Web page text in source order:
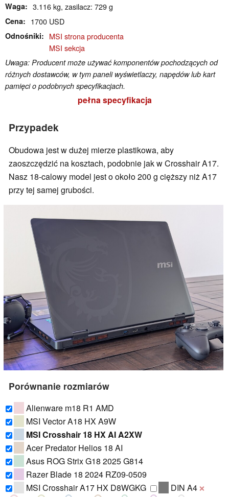
Waga 3.116 kg, zasilacz: 729 g
Cena 1700 USD
Odnośniki
MSI strona producenta
MSI sekcja
Uwaga: Producent może używać komponentów pochodzących od
różnych dostawców, w tym paneli wyświetlaczy, napędów lub kart
pamięci o podobnych specyfikacjach.
pełna specyfikacja
Przypadek
Obudowa jest w dużej mierze plastikowa, aby
zaoszczędzić na kosztach, podobnie jak w Crosshair A17.
Nasz 18-calowy model jest o około 200 g cięższy niż A17
przy tej samej grubości.
Porównanie rozmiarów
Alienware m18 R1 AMD
MSI Vector A18 HX A9W
MSI Crosshair 18 HX AI A2XW
Acer Predator Helios 18 AI
Asus ROG Strix G18 2025 G814
Razer Blade 18 2024 RZ09-0509
MSI Crosshair A17 HX D8WGKG
DIN A4 ❌